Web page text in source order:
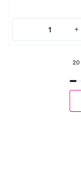
1
Quantity: 1
20